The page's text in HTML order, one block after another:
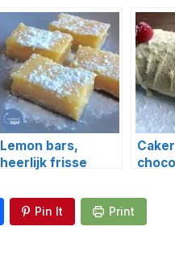
Lemon bars,
heerlijk frisse
Pin It Print